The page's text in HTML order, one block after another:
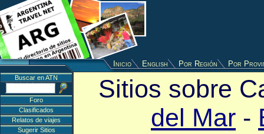
Inicio English Por Región Por
Sitios sobre
del Mar -
Buscar en ATN
Foro
Clasificados
Relatos de viajes
Sugerir Sitios